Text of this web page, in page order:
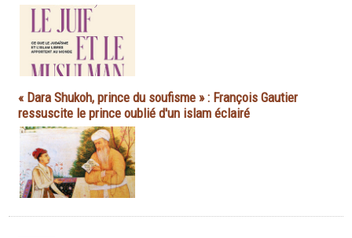
« Dara Shukoh, prince du soufisme » : François Gautier
ressuscite le prince oublié d'un islam éclairé